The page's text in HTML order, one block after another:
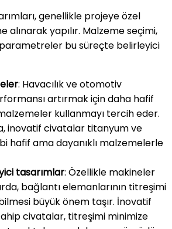
genellikle projeye özel
alınarak yapılır. Malzeme seçimi,
bu süreçte belirleyici
: Havacılık ve otomotiv
artırmak için daha hafif
kullanmayı tercih eder.
inovatif civatalar titanyum ve
hafif ama dayanıklı malzemelerle
tasarımlar: Özellikle makineler
bağlantı elemanlarının titreşimi
büyük önem taşır. İnovatif
civatalar, titreşimi minimize